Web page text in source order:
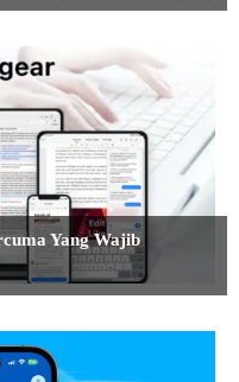
Yang Wajib